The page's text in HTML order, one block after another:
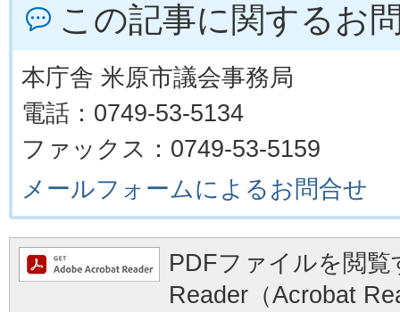
この記事に関するお
本庁舎 米原市議会事務局
電話：0749-53-5134
ファックス：0749-53-5159
メールフォームによるお問合せ
PDFファイルを閲
Reader（Acrobat